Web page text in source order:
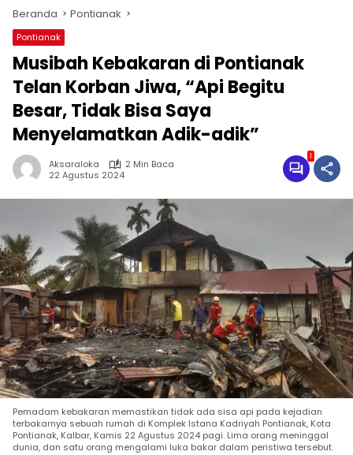
Beranda Pontianak
Pontianak
Musibah Kebakaran di Pontianak
Telan Korban Jiwa, “Api Begitu
Besar, Tidak Bisa Saya
Menyelamatkan Adik-adik”
Aksaraloka
2 Min Baca
22 Agustus 2024
1
Pemadam kebakaran memastikan tidak ada sisa api pada kejadian
terbakarnya sebuah rumah di Komplek Istana Kadriyah Pontianak, Kota
Pontianak, Kalbar, Kamis 22 Agustus 2024 pagi. Lima orang meninggal
dunia, dan satu orang mengalami luka bakar dalam peristiwa tersebut.